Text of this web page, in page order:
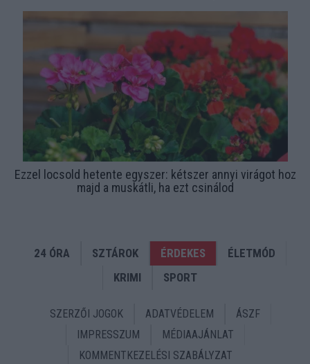
Ezzel locsold hetente egyszer: kétszer annyi virágot hoz
majd a muskátli, ha ezt csinálod
24 ÓRA SZTÁROK ÉRDEKES
ÉLETMÓD
KRIMI
SPORT
SZERZŐI JOGOK ADATVÉDELEM
ÁSZF
IMPRESSZUM
MÉDIAAJÁNLAT
KOMMENTKEZELÉSI SZABÁLYZAT